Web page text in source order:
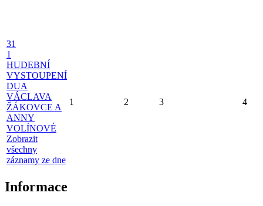
31
1
HUDEBNÍ
VYSTOUPENÍ
DUA
VÁCLAVA
ŽÁKOVCE A
ANNY
VOLÍNOVÉ
Zobrazit
všechny
záznamy ze dne
1 2 3 4
Informace